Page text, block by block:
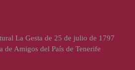
La Gesta de 25 de julio de 1797
de Amigos del País de Tenerife